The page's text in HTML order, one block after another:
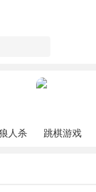
轻松上传备份，
件与应用程序，
进行加密处理，
人杀
跳棋游戏